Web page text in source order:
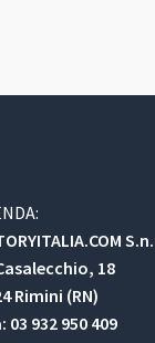
18
Rimini (RN)
03 932 950 409